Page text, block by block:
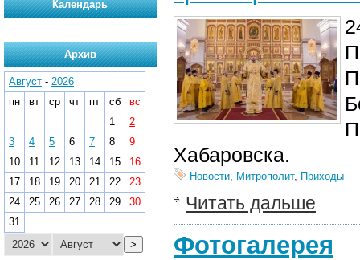
Хабаровска.
Новости, Митрополит, Приходы
Читать дальше
Фотогалерея
Календарь
Архив
Август - 2026
пн
вт ср чт пт сб
вс
1
2
3
4 5 6 7 8
9
10
11 12 13 14 15
16
17
18 19 20 21 22
23
24
25 26 27 28 29
30
31
>